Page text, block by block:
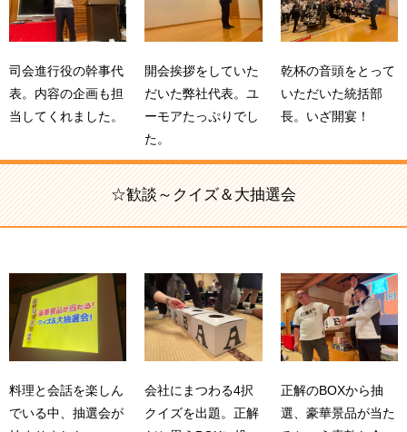
司会進行役の幹事代
表。内容の企画も担
当してくれました。
開会挨拶をしていた
だいた弊社代表。ユ
ーモアたっぷりでし
た。
乾杯の音頭をとって
いただいた統括部
長。いざ開宴！
☆歓談～クイズ＆大抽選会
料理と会話を楽しん
でいる中、抽選会が
会社にまつわる4択
クイズを出題。正解
正解のBOXから抽
選、豪華景品が当た